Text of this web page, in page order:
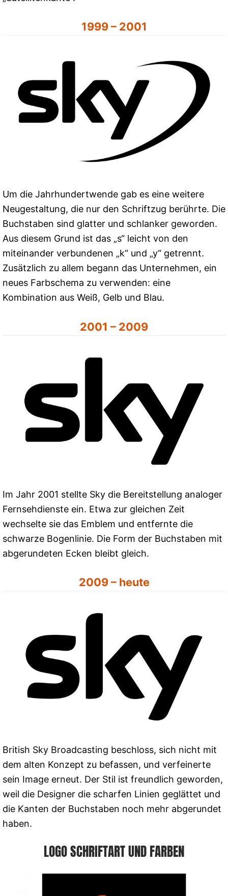
1999 – 2001
Um die Jahrhundertwende gab es eine weitere
Neugestaltung, die nur den Schriftzug berührte. Die
Buchstaben sind glatter und schlanker geworden.
Aus diesem Grund ist das „s“ leicht von den
miteinander verbundenen „k“ und „y“ getrennt.
Zusätzlich zu allem begann das Unternehmen, ein
neues Farbschema zu verwenden: eine
Kombination aus Weiß, Gelb und Blau.
2001 – 2009
Im Jahr 2001 stellte Sky die Bereitstellung analoger
Fernsehdienste ein. Etwa zur gleichen Zeit
wechselte sie das Emblem und entfernte die
schwarze Bogenlinie. Die Form der Buchstaben mit
abgerundeten Ecken bleibt gleich.
2009 – heute
British Sky Broadcasting beschloss, sich nicht mit
dem alten Konzept zu befassen, und verfeinerte
sein Image erneut. Der Stil ist freundlich geworden,
weil die Designer die scharfen Linien geglättet und
die Kanten der Buchstaben noch mehr abgerundet
haben.
LOGO SCHRIFTART UND FARBEN